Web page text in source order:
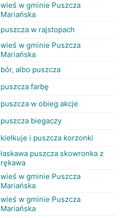
wieś w gminie Puszcza
Mariańska
puszcza w rajstopach
wieś w gminie Puszcza
Mariańska
bór, albo puszcza
puszcza farbę
puszcza w obieg akcje
puszcza biegaczy
kiełkuje i puszcza korzonki
łaskawa puszcza skowronka z
rękawa
wieś w gminie Puszcza
Mariańska
wieś w gminie Puszcza
Mariańska